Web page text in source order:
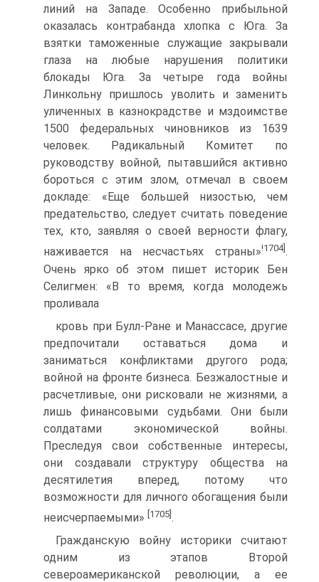
линий на Западе. Особенно прибыльной
оказалась контрабанда хлопка с Юга. За
взятки таможенные служащие закрывали
глаза на любые нарушения политики
блокады Юга. За четыре года войны
Линкольну пришлось уволить и заменить
уличенных в казнокрадстве и мздоимстве
1500 федеральных чиновников из 1639
человек. Радикальный Комитет по
руководству войной, пытавшийся активно
бороться с этим злом, отмечал в своем
докладе: «Еще большей низостью, чем
предательство, следует считать поведение
тех, кто, заявляя о своей верности флагу,
наживается на несчастьях страны»!1704].
Очень ярко об этом пишет историк Бен
Селигмен: «В то время, когда молодежь
проливала
кровь при Булл-Ране и Манассасе, другие
предпочитали оставаться дома и
заниматься конфликтами другого рода;
войной на фронте бизнеса. Безжалостные и
расчетливые, они рисковали не жизнями, а
лишь финансовыми судьбами. Они были
солдатами экономической войны.
Преследуя свои собственные интересы,
они создавали структуру общества на
десятилетия вперед, потому что
возможности для личного обогащения были
неисчерпаемыми» [1705].
Гражданскую войну историки считают
одним из этапов Второй
североамериканской революции, а ее